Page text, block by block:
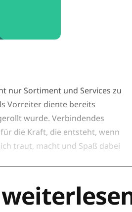
nur Sortiment und Services zu
Vorreiter diente bereits
wurde. Verbindendes
die Kraft, die entsteht, wenn
traut, macht und Spaß dabei